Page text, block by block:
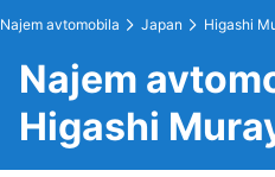
Najem avtomobila Japan Higashi
Najem
Higashi